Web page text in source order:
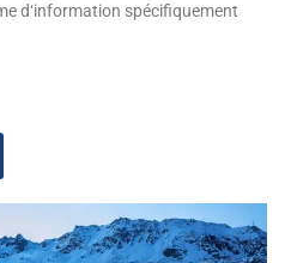
d‘information spécifiquement